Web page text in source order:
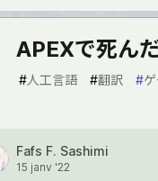
APEXで死ん
#人工言語 #翻訳 #
Fafs F. Sashimi
15 janv '22